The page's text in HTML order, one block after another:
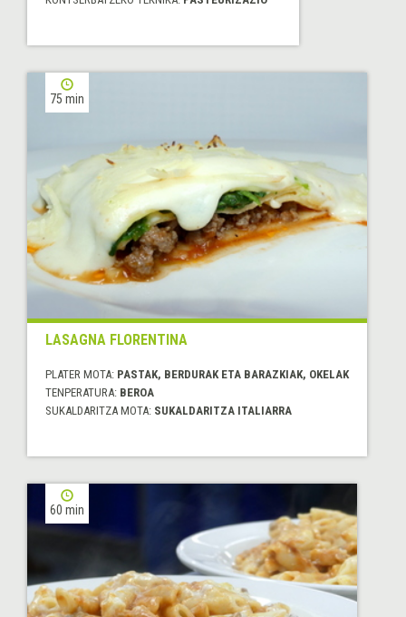
75 min
LASAGNA FLORENTINA
PLATER MOTA: PASTAK, BERDURAK ETA BARAZKIAK, OKELAK
TENPERATURA: BEROA
SUKALDARITZA MOTA: SUKALDARITZA ITALIARRA
60 min